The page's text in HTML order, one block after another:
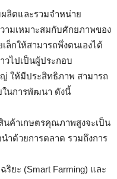
ลิตและรวมจำหน่าย
มเหมาะสมกับศักยภาพของ
ล็กให้สามารถพึ่งตนเองได้
วไปเป็นผู้ประกอบ
ให้มีประสิทธิภาพ สามารถ
ในการพัฒนา ดังนี้
นค้าเกษตรคุณภาพสูงจะเป็น
ำด้วยการตลาด รวมถึงการ
ริยะ (Smart Farming) และ